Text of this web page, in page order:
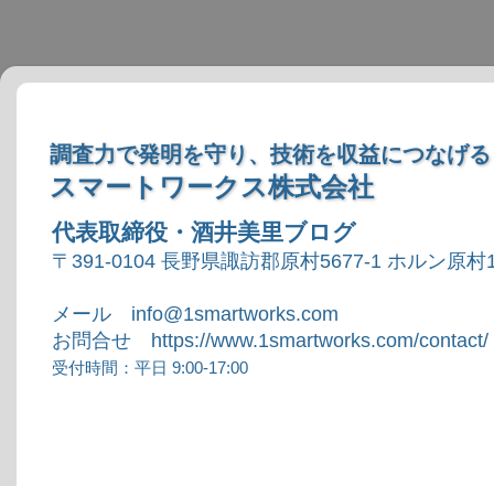
調査力で発明を守り、技術を収益につなげる
スマートワークス株式会社
代表取締役・酒井美里ブログ
〒391-0104 長野県諏訪郡原村5677-1 ホルン原村
メール info@1smartworks.com
お問合せ https://www.1smartworks.com/contact/
受付時間：平日 9:00-17:00